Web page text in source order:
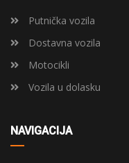
Putnička vozila
Dostavna vozila
Motocikli
Vozila u dolasku
NAVIGACIJA